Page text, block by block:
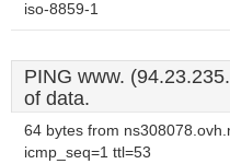
iso-8859-1
PING www.
of data.
64 bytes from
icmp_seq=1 ttl=53